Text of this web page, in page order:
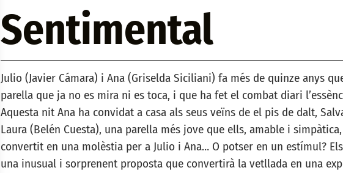
Sentimental
Julio (Javier Cámara) i Ana (Griselda Siciliani) fa més de quinze anys
parella que ja no es mira ni es toca, i que ha fet el combat diari
Aquesta nit Ana ha convidat a casa als seus veïns de el pis de dalt,
Laura (Belén Cuesta), una parella més jove que ells, amable i
convertit en una molèstia per a Julio i Ana… O potser en un estímul?
una inusual i sorprenent proposta que convertirà la vetllada en una